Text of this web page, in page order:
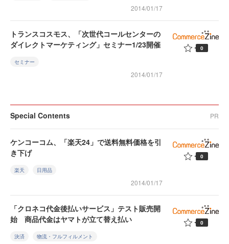
2014/01/17
トランスコスモス、「次世代コールセンターの
ダイレクトマーケティング」セミナー1/23開催
セミナー
2014/01/17
0
Special Contents PR
ケンコーコム、「楽天24」で送料無料価格を引
き下げ
楽天 日用品
2014/01/17
0
「クロネコ代金後払いサービス」テスト販売開
始 商品代金はヤマトが立て替え払い
決済 物流・フルフィルメント
0